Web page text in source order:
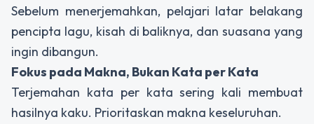
Sebelum menerjemahkan, pelajari latar belakang
pencipta lagu, kisah di baliknya, dan suasana yang
ingin dibangun.
Fokus pada Makna, Bukan Kata per Kata
Terjemahan kata per kata sering kali membuat
hasilnya kaku. Prioritaskan makna keseluruhan.